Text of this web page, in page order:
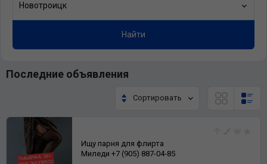
Новотроицк
Найти
Последние объявления
Сортировать
Ищу парня для флирта
Миледи +7 (905) 887-04-85